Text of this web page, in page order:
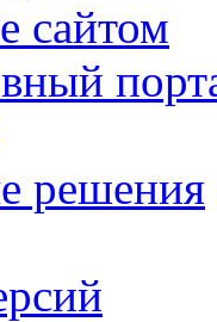
сайтом
решения